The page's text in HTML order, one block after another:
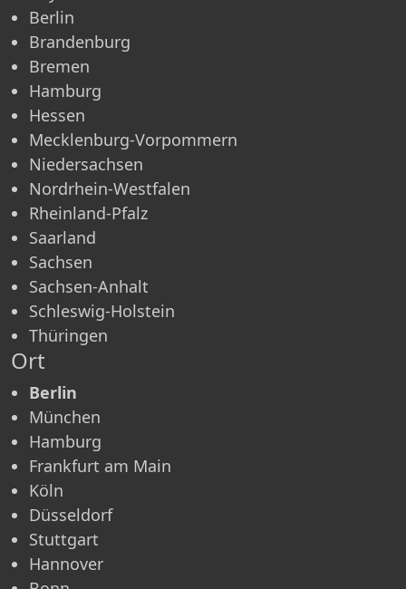
Berlin
Brandenburg
Bremen
Hamburg
Hessen
Mecklenburg-Vorpommern
Niedersachsen
Nordrhein-Westfalen
Rheinland-Pfalz
Saarland
Sachsen
Sachsen-Anhalt
Schleswig-Holstein
Thüringen
Ort
Berlin
München
Hamburg
Frankfurt am Main
Köln
Düsseldorf
Stuttgart
Hannover